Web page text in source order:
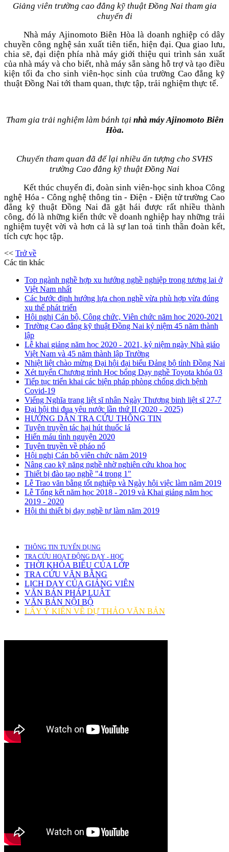
Giảng viên trường cao đẳng kỹ thuật Đồng Nai tham gia
chuyến đi
Nhà máy Ajinomoto Biên Hòa là doanh nghiệp có dây
chuyền công nghệ sản xuất tiên tiến, hiện đại. Qua giao lưu,
chia sẽ, đại diện phía nhà máy giới thiệu qui trình sản xuất
của nhà máy và cho biết, nhà máy sẵn sàng hỗ trợ và tạo điều
kiện tối đa cho sinh viên-học sinh của trường Cao đẳng kỹ
thuật Đồng Nai tới tham quan, thực tập, trải nghiệm thực tế.
Tham gia trải nghiệm làm bánh tại nhà máy Ajinomoto Biên
Hòa.
Chuyến tham quan đã để lại nhiều ấn tượng cho SVHS
trường Cao đẳng kỹ thuật Đồng Nai
Kết thúc chuyến đi, đoàn sinh viên-học sinh khoa Công
nghệ Hóa - Công nghệ thông tin - Điện - Điện tử trường Cao
đẳng kỹ thuật Đồng Nai đã gặt hái được rất nhiều thành
công, đó là những kiến thức về doanh nghiệp hay những trải
nghiệm tuyệt vời và hơn cả là sự lan toả tinh thần đoàn kết,
tích cực học tập.
<< Trở về
Các tin khác
Top ngành nghề hợp xu hướng nghề nghiệp trong tương lai ở
Việt Nam nhất
Các bước định hướng lựa chọn nghề vừa phù hợp vừa đúng
xu thế phát triển
Hội nghị Cán bộ, Công chức, Viên chức năm học 2020-2021
Trường Cao đẳng kỹ thuật Đồng Nai kỷ niệm 45 năm thành
lập
Lễ khai giảng năm học 2020 - 2021, kỷ niệm ngày Nhà giáo
Việt Nam và 45 năm thành lập Trường
Nhiệt liệt chào mừng Đại hội đại biểu Đảng bộ tỉnh Đồng Nai
Xét tuyển Chương trình Học bổng Dạy nghề Toyota khóa 03
Tiếp tục triển khai các biện pháp phòng chống dịch bệnh
Covid-19
Viếng Nghĩa trang liệt sĩ nhân Ngày Thương binh liệt sĩ 27-7
Đại hội thi đua yêu nước lần thứ II (2020 - 2025)
HƯỚNG DẪN TRA CỨU THÔNG TIN
Tuyên truyền tác hại hút thuốc lá
Hiến máu tình nguyện 2020
Tuyên truyền về pháo nổ
Hội nghị Cán bộ viên chức năm 2019
Nâng cao kỹ năng nghề nhờ nghiên cứu khoa học
Thiết bị đào tạo nghề "4 trong 1"
Lễ Trao văn bằng tốt nghiệp và Ngày hội việc làm năm 2019
Lễ Tổng kết năm học 2018 - 2019 và Khai giảng năm học
2019 - 2020
Hội thi thiết bị dạy nghề tự làm năm 2019
THÔNG TIN TUYỂN DỤNG
TRA CỨU HOẠT ĐỘNG DẠY - HỌC
THỜI KHÓA BIỂU CỦA LỚP
TRA CỨU VĂN BẰNG
LỊCH DẠY CỦA GIẢNG VIÊN
VĂN BẢN PHÁP LUẬT
VĂN BẢN NỘI BỘ
LẤY Ý KIẾN VỀ DỰ THẢO VĂN BẢN